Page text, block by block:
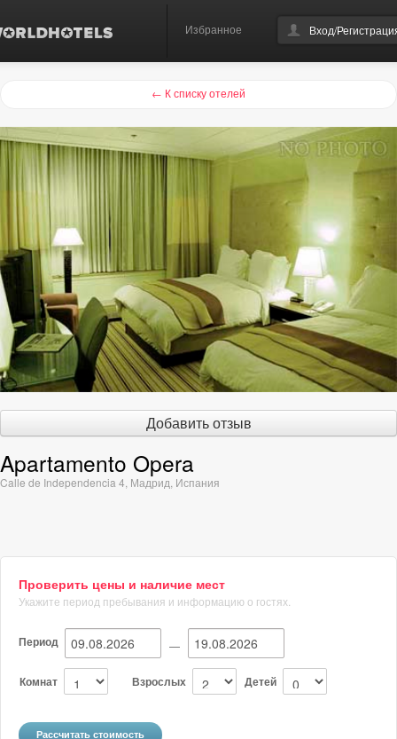
Избранное Вход/
← К списку отелей
Добавить отзыв
Apartamento Opera
Calle de Independencia 4 Мадрид Испания
Проверить цены и наличие мест
Укажите период пребывания и информацию о гостях.
Период —
Комнат Взрослых Детей